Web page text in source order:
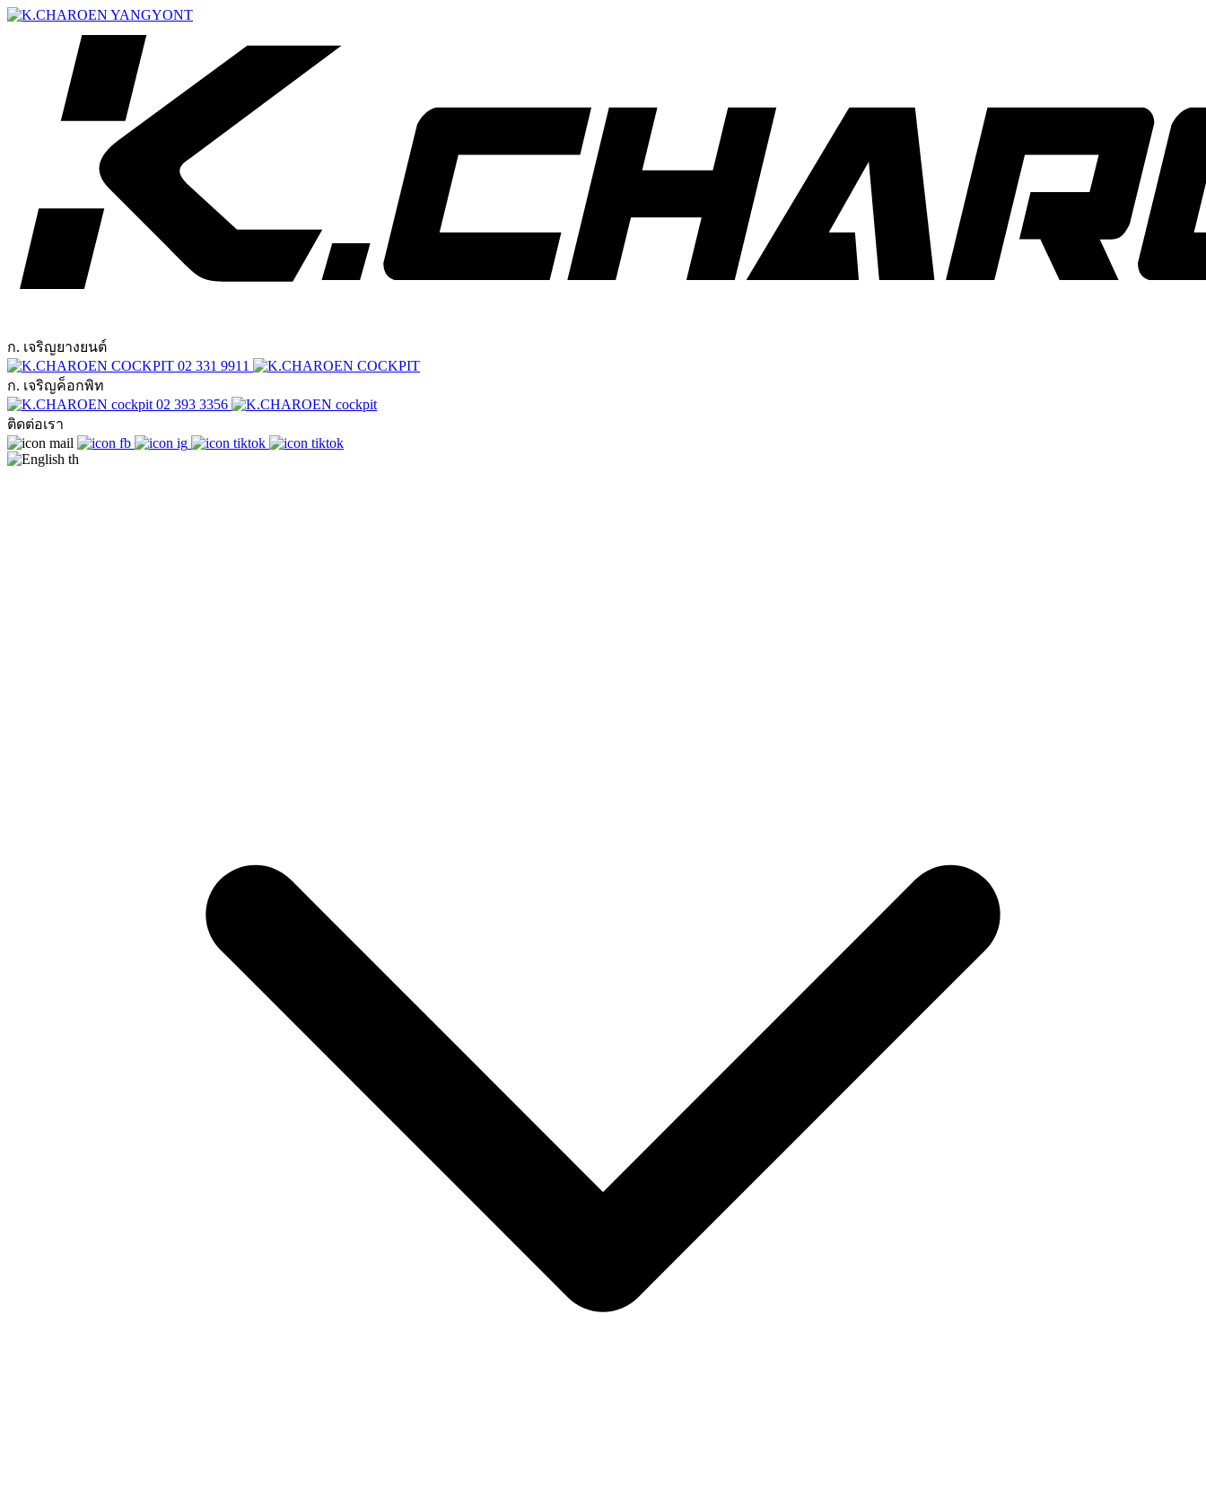
ก. เจริญยางยนต์
02 331 9911
ก. เจริญค็อกพิท
02 393 3356
ติดต่อเรา
th